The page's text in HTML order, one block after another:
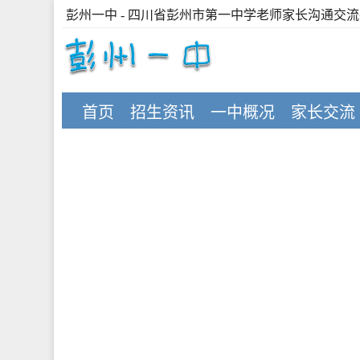
彭州一中 - 四川省彭州市第一中学老师家长沟通交
首页 招生资讯 一中概况 家长交流